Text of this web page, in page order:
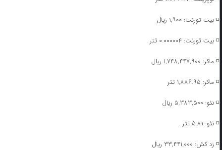
◽️ بیت تورنت: ۱,۹۰۰ ریال
◽️ بیت تورنت: ۰.۰۰۰۰۰۴ تتر
◽️ ماکر: ۱,۷۴۸,۴۴۷,۹۰۰ ریال
◽️ ماکر: ۱,۸۸۶.۹۵ تتر
◽️ نئو: ۵,۳۸۳,۵۰۰ ریال
◽️ نئو: ۵.۸۱ تتر
◽️ زد کش: ۳۳,۴۴۱,۰۰۰ ریال